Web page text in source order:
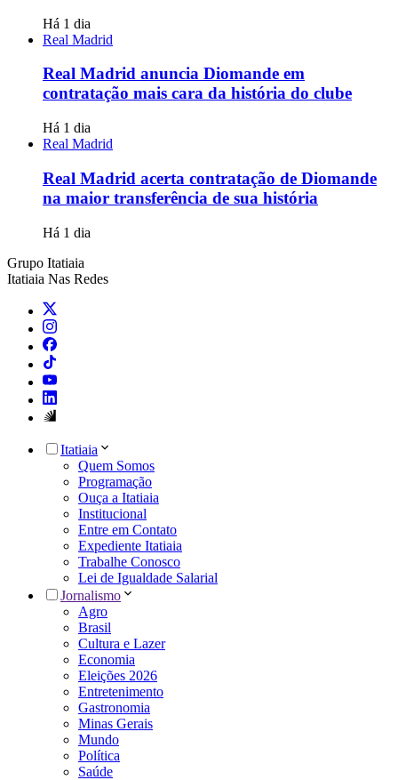
Há 1 dia
Real Madrid
Real Madrid anuncia Diomande em
contratação mais cara da história do clube
Há 1 dia
Real Madrid
Real Madrid acerta contratação de Diomande
na maior transferência de sua história
Há 1 dia
Grupo Itatiaia
Itatiaia Nas Redes
Itatiaia
Quem Somos
Programação
Ouça a Itatiaia
Institucional
Entre em Contato
Expediente Itatiaia
Trabalhe Conosco
Lei de Igualdade Salarial
Jornalismo
Agro
Brasil
Cultura e Lazer
Economia
Eleições 2026
Entretenimento
Gastronomia
Minas Gerais
Mundo
Política
Saúde